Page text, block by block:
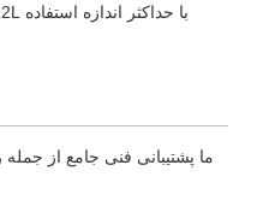
ما پشتیبانی فنی جامع از